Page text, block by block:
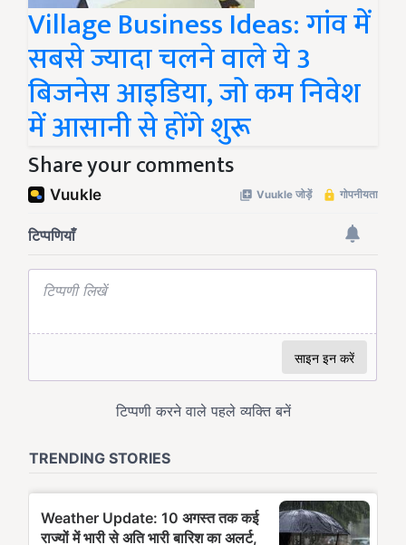
Village Business Ideas: गांव में
सबसे ज्यादा चलने वाले ये 3
बिजनेस आइडिया, जो कम निवेश
में आसानी से होंगे शुरू
Share your comments